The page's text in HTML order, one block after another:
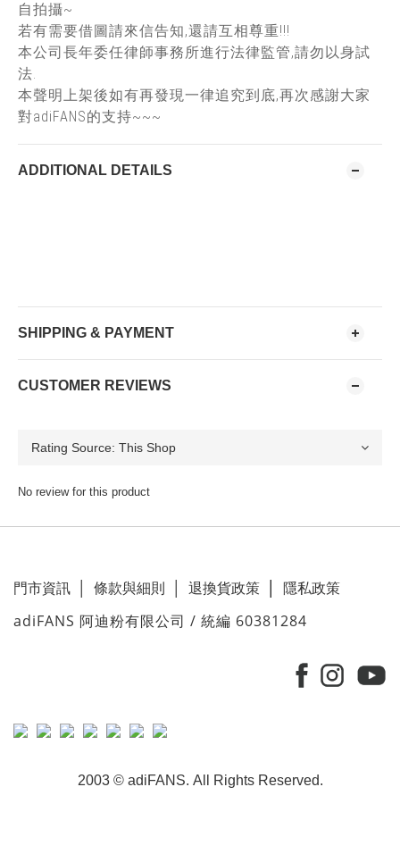
自拍攝~
若有需要借圖請來信告知,還請互相尊重!!!
本公司長年委任律師事務所進行法律監管,請勿以身試
法.
本聲明上架後如有再發現一律追究到底,再次感謝大家
對adiFANS的支持~~~
ADDITIONAL DETAILS
SHIPPING & PAYMENT
CUSTOMER REVIEWS
No review for this product
門市資訊 條款與細則 退換貨政策 隱私政策
adiFANS 阿迪粉有限公司 / 統編 60381284
2003 © adiFANS. All Rights Reserved.